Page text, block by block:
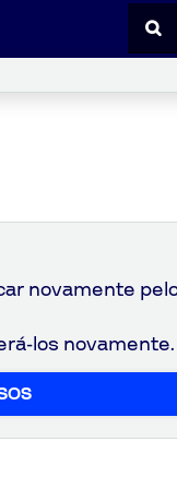
novamente
los novamente.